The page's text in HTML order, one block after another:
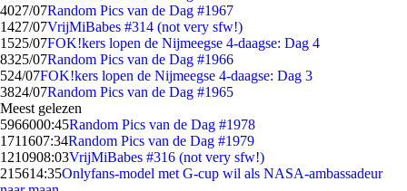
4027/07Random Pics van de Dag #1967
1427/07VrijMiBabes #314 (not very sfw!)
1525/07FOK!kers lopen de Nijmeegse 4-daagse: Dag 4
8325/07Random Pics van de Dag #1966
524/07FOK!kers lopen de Nijmeegse 4-daagse: Dag 3
3824/07Random Pics van de Dag #1965
Meest gelezen
5966000:45Random Pics van de Dag #1978
1711607:34Random Pics van de Dag #1979
1210908:03VrijMiBabes #316 (not very sfw!)
215614:35Onlyfans-model met G-cup wil als NASA-ambassadeur